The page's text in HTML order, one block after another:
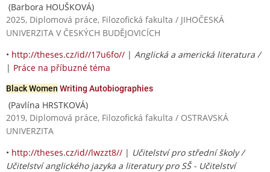
(Barbora HOUŠKOVÁ)
2025, Diplomová práce, Filozofická fakulta / JIHOČESKÁ
UNIVERZITA V ČESKÝCH BUDĚJOVICÍCH
• http://theses.cz/id//17u6fo// | Anglická a americká literatura /
| Práce na příbuzné téma
Black Women Writing Autobiographies
(Pavlína HRSTKOVÁ)
2019, Diplomová práce, Filozofická fakulta / OSTRAVSKÁ
UNIVERZITA
• http://theses.cz/id//lwzzt8// | Učitelství pro střední školy /
Učitelství anglického jazyka a literatury pro SŠ - Učitelství